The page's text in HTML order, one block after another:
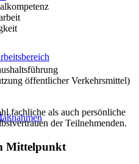
öffentlicher Verkehrsmittel)
fachliche als auch persönliche
der Teilnehmenden.
Mittelpunkt